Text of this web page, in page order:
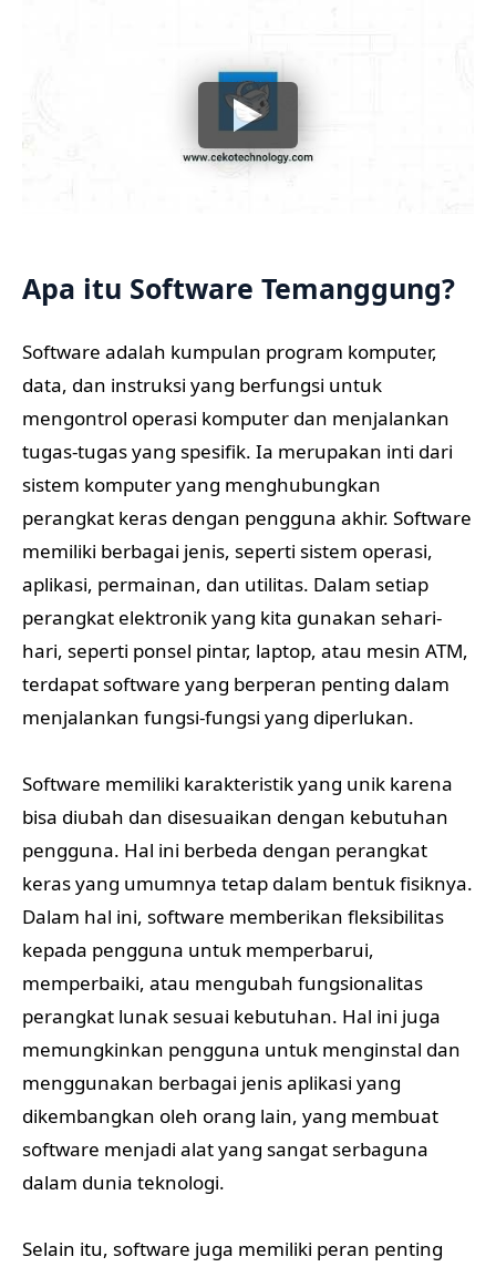
Apa itu Software Temanggung?
Software adalah kumpulan program komputer,
data, dan instruksi yang berfungsi untuk
mengontrol operasi komputer dan menjalankan
tugas-tugas yang spesifik. Ia merupakan inti dari
sistem komputer yang menghubungkan
perangkat keras dengan pengguna akhir. Software
memiliki berbagai jenis, seperti sistem operasi,
aplikasi, permainan, dan utilitas. Dalam setiap
perangkat elektronik yang kita gunakan sehari-
hari, seperti ponsel pintar, laptop, atau mesin ATM,
terdapat software yang berperan penting dalam
menjalankan fungsi-fungsi yang diperlukan.
Software memiliki karakteristik yang unik karena
bisa diubah dan disesuaikan dengan kebutuhan
pengguna. Hal ini berbeda dengan perangkat
keras yang umumnya tetap dalam bentuk fisiknya.
Dalam hal ini, software memberikan fleksibilitas
kepada pengguna untuk memperbarui,
memperbaiki, atau mengubah fungsionalitas
perangkat lunak sesuai kebutuhan. Hal ini juga
memungkinkan pengguna untuk menginstal dan
menggunakan berbagai jenis aplikasi yang
dikembangkan oleh orang lain, yang membuat
software menjadi alat yang sangat serbaguna
dalam dunia teknologi.
Selain itu, software juga memiliki peran penting